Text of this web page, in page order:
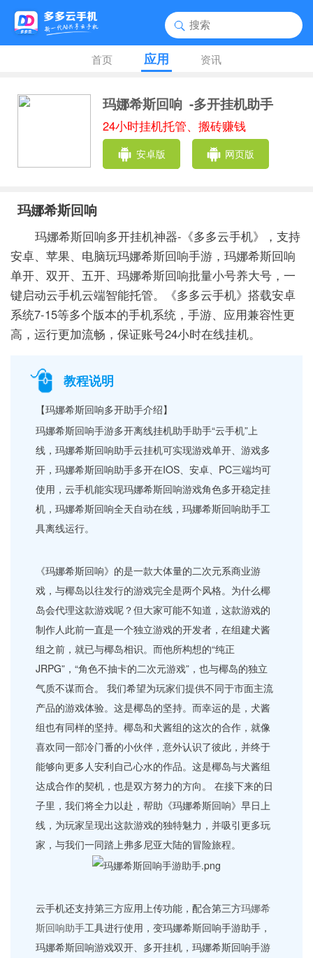
首页 应用 资讯
玛娜希斯回响 -多开挂机助手
24小时挂机托管、搬砖赚钱
安卓版 网页版
玛娜希斯回响
玛娜希斯回响多开挂机神器-《多多云手机》，支持
安卓、苹果、电脑玩玛娜希斯回响手游，玛娜希斯回响
单开、双开、五开、玛娜希斯回响批量小号养大号，一
键启动云手机云端智能托管。《多多云手机》搭载安卓
系统7-15等多个版本的手机系统，手游、应用兼容性更
高，运行更加流畅，保证账号24小时在线挂机。
教程说明
【玛娜希斯回响多开助手介绍】
玛娜希斯回响手游多开离线挂机助手助手“云手机”上
线，玛娜希斯回响助手云挂机可实现游戏单开、游戏多
开，玛娜希斯回响助手多开在IOS、安卓、PC三端均可
使用，云手机能实现玛娜希斯回响游戏角色多开稳定挂
机，玛娜希斯回响全天自动在线，玛娜希斯回响助手工
具离线运行。
《玛娜希斯回响》的是一款大体量的二次元系商业游
戏，与椰岛以往发行的游戏完全是两个风格。为什么椰
岛会代理这款游戏呢？但大家可能不知道，这款游戏的
制作人此前一直是一个独立游戏的开发者，在组建犬酱
组之前，就已与椰岛相识。而他所构想的“纯正
JRPG”，“角色不抽卡的二次元游戏”，也与椰岛的独立
气质不谋而合。 我们希望为玩家们提供不同于市面主流
产品的游戏体验。这是椰岛的坚持。而幸运的是，犬酱
组也有同样的坚持。椰岛和犬酱组的这次的合作，就像
喜欢同一部冷门番的小伙伴，意外认识了彼此，并终于
能够向更多人安利自己心水的作品。这是椰岛与犬酱组
达成合作的契机，也是双方努力的方向。 在接下来的日
子里，我们将全力以赴，帮助《玛娜希斯回响》早日上
线，为玩家呈现出这款游戏的独特魅力，并吸引更多玩
家，与我们一同踏上弗多尼亚大陆的冒险旅程。
云手机还支持第三方应用上传功能，配合第三方玛娜希
斯回响助手工具进行使用，变玛娜希斯回响手游助手，
玛娜希斯回响游戏双开、多开挂机，玛娜希斯回响手游